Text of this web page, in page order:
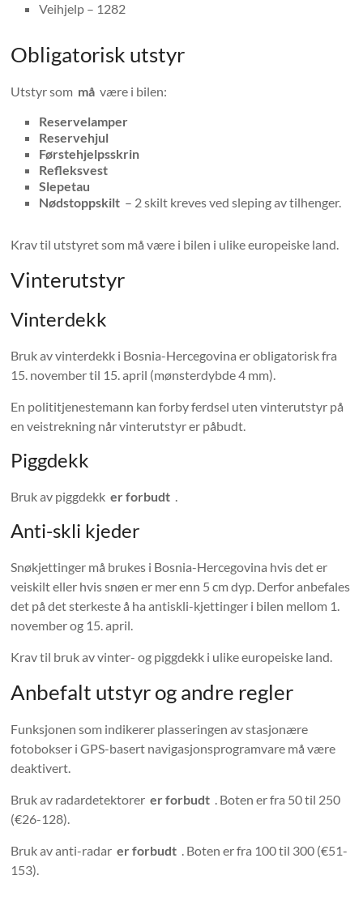
Veihjelp – 1282
Obligatorisk utstyr
Utstyr som må være i bilen:
Reservelamper
Reservehjul
Førstehjelpsskrin
Refleksvest
Slepetau
Nødstoppskilt – 2 skilt kreves ved sleping av tilhenger.
Krav til utstyret som må være i bilen i ulike europeiske land.
Vinterutstyr
Vinterdekk
Bruk av vinterdekk i Bosnia-Hercegovina er obligatorisk fra
15. november til 15. april (mønsterdybde 4 mm).
En polititjenestemann kan forby ferdsel uten vinterutstyr på
en veistrekning når vinterutstyr er påbudt.
Piggdekk
Bruk av piggdekker forbudt .
Anti-skli kjeder
Snøkjettinger må brukes i Bosnia-Hercegovina hvis det er
veiskilt eller hvis snøen er mer enn 5 cm dyp. Derfor anbefales
det på det sterkeste å ha antiskli-kjettinger i bilen mellom 1.
november og 15. april.
Krav til bruk av vinter- og piggdekk i ulike europeiske land.
Anbefalt utstyr og andre regler
Funksjonen som indikerer plasseringen av stasjonære
fotobokser i GPS-basert navigasjonsprogramvare må være
deaktivert.
Bruk av radardetektorerer forbudt . Boten er fra 50 til 250
(€26-128).
Bruk av anti-radarer forbudt . Boten er fra 100 til 300 (€51-
153).